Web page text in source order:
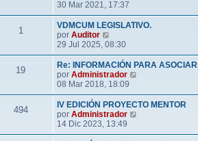
m
o
m
n
s
a
j
e
r
ú
m
n
s
e
30 Mar 2021, 17:37
1
VDMCUM LEGISLATIVO.
por Auditor
e
r
ú
l
t
m
o
m
29 Jul 2025, 08:30
19
Re: INFORMACIÓN PARA
por Administrador
r
ú
08 Mar 2018, 18:09
494
IV EDICIÓN PROYECTO MENTOR
por Administrador
r
14 Dic 2023, 13:49